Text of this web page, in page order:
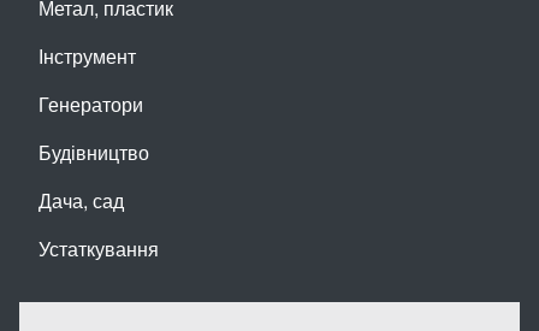
Метал, пластик
Інструмент
Генератори
Будівництво
Дача, сад
Устаткування